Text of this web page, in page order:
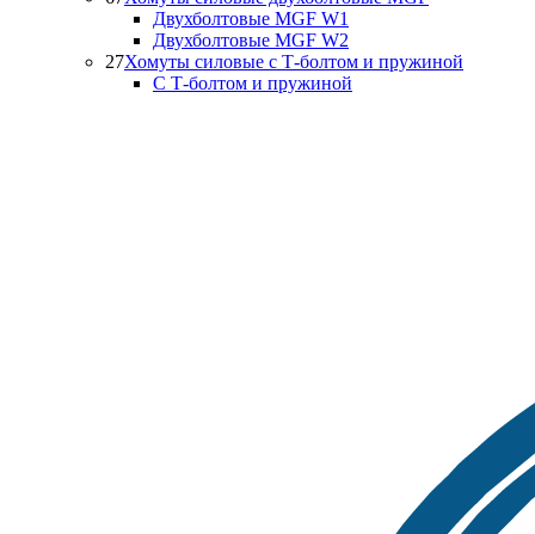
Двухболтовые MGF W1
Двухболтовые MGF W2
27Хомуты силовые с Т-болтом и пружиной
С Т-болтом и пружиной